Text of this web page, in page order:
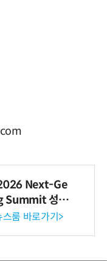
Next-Ge
Summit 성황
룸 바로가기>